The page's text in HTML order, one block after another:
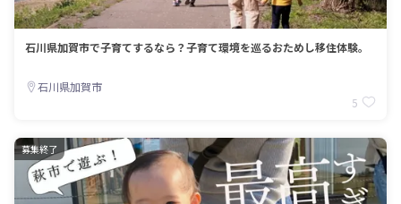
石川県加賀市で子育てするなら？子育て環境を巡るおためし移住体験。
石川県加賀市
5
募集終了